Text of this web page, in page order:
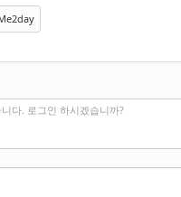
다. 로그인 하시겠습니까?